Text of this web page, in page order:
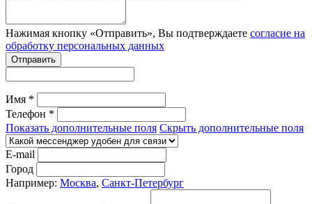
Нажимая кнопку «Отправить», Вы подтверждаете согласие на
обработку персональных данных
Отправить
Имя *
Телефон *
Показать дополнительные поля Скрыть дополнительные поля
E-mail
Город
Например: Москва, Санкт-Петербург